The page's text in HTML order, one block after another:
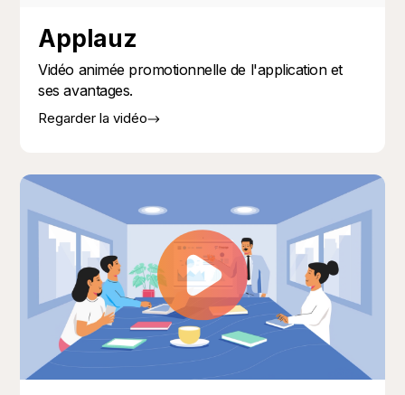
Applauz
Vidéo animée promotionnelle de l'application et
ses avantages.
Regarder la vidéo